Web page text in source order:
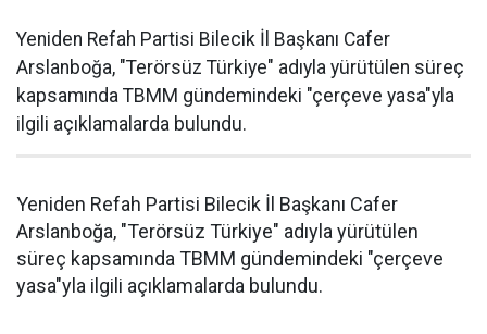
Yeniden Refah Partisi Bilecik İl Başkanı Cafer
Arslanboğa, "Terörsüz Türkiye" adıyla yürütülen süreç
kapsamında TBMM gündemindeki "çerçeve yasa"yla
ilgili açıklamalarda bulundu.
Yeniden Refah Partisi Bilecik İl Başkanı Cafer
Arslanboğa, "Terörsüz Türkiye" adıyla yürütülen
süreç kapsamında TBMM gündemindeki "çerçeve
yasa"yla ilgili açıklamalarda bulundu.